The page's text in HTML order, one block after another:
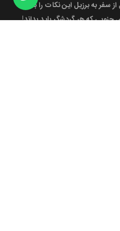
سفر به برزیل این نکات را بدانید!